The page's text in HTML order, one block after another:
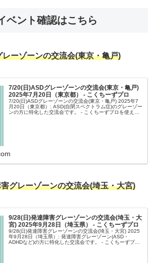
ベント確認はこちら
ーゾーンの交流会(東京・亀戸)
7/20(日)ASDグレーゾーンの交流会(東京・亀戸)
2025年7月20日（東京都） - こくちーずプロ
7/20(日)ASDグレーゾーンの交流会(東京・亀戸) 2025年7
月20日（東京都）: ASD(自閉スペクトラム症)のグレーゾー
ンの方に特化した交流会です。 - こくちーずプロを使え
グレーゾーンの交流会(埼玉・大宮)
9/28(日)発達障害グレーゾーンの交流会(埼玉・大
宮) 2025年9月28日（埼玉県） - こくちーずプロ
9/28(日)発達障害グレーゾーンの交流会(埼玉・大宮) 2025
年9月28日（埼玉県）: 発達障害グレーゾーン(ASD・
ADHDなど)の方に特化した交流会です。 - こくちーずプロ